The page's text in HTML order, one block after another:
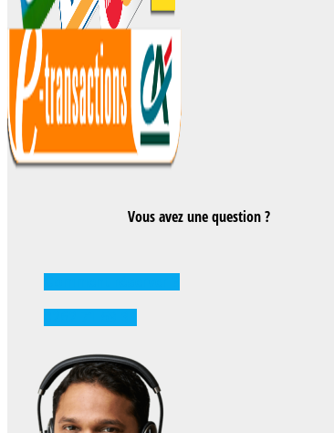
Vous avez une question ?